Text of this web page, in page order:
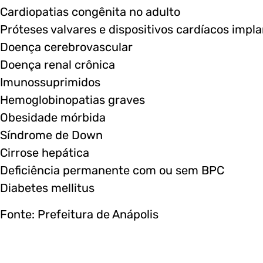
Cardiopatias congênita no adulto
Próteses valvares e dispositivos cardíacos
Doença cerebrovascular
Doença renal crônica
Imunossuprimidos
Hemoglobinopatias graves
Obesidade mórbida
Síndrome de Down
Cirrose hepática
Deficiência permanente com ou sem BPC
Diabetes mellitus
Fonte: Prefeitura de Anápolis